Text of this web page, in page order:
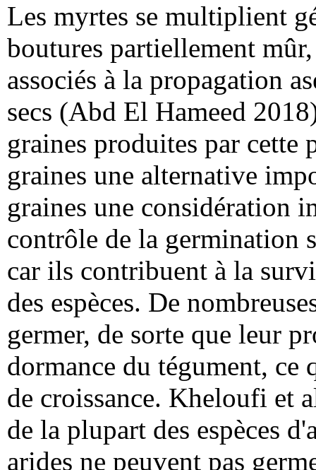
Les myrtes se multiplient
boutures partiellement
associés à la propagation
secs (Abd El Hameed
graines produites par cette
graines une alternative
graines une considération
contrôle de la germination
car ils contribuent à la
des espèces. De
germer, de sorte que leur
dormance du tégument,
de croissance. Kheloufi et
de la plupart des espèces
arides ne peuvent pas